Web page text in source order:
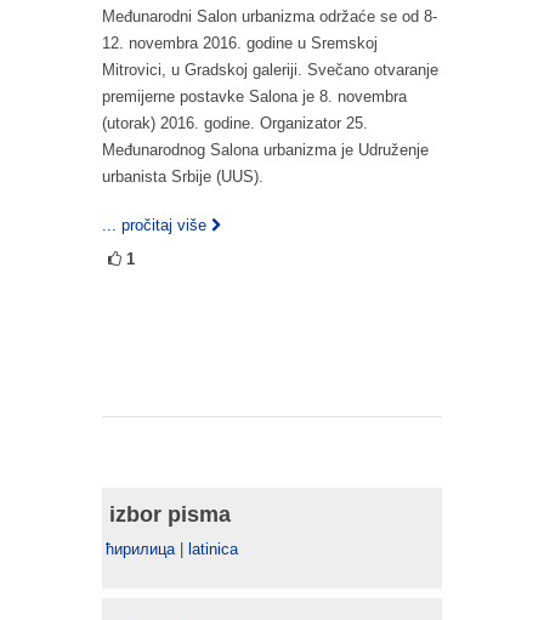
Međunarodni Salon urbanizma održaće se od 8-
12. novembra 2016. godine u Sremskoj
Mitrovici, u Gradskoj galeriji. Svečano otvaranje
premijerne postavke Salona je 8. novembra
(utorak) 2016. godine. Organizator 25.
Međunarodnog Salona urbanizma je Udruženje
urbanista Srbije (UUS).
... pročitaj više
1
izbor pisma
ћирилица latinica